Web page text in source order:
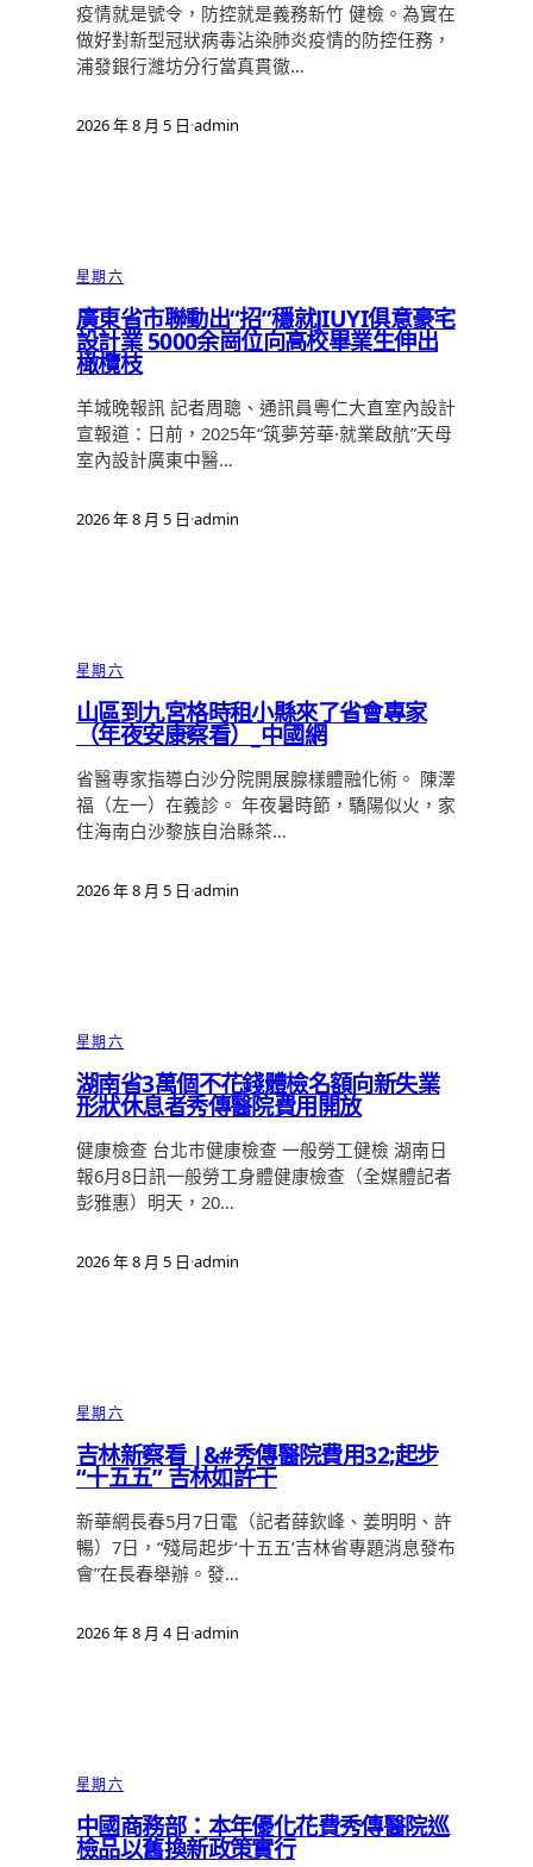
疫情就是號令，防控就是義務新竹 健檢。為實在
做好對新型冠狀病毒沾染肺炎疫情的防控任務，
浦發銀行濰坊分行當真貫徹…
2026 年 8 月 5 日·admin
星期六
廣東省市聯動出“招”穩就JIUYI俱意豪宅
設計業 5000余崗位向高校畢業生伸出
橄欖枝
羊城晚報訊 記者周聰、通訊員粵仁大直室內設計
宣報道：日前，2025年“筑夢芳華·就業啟航”天母
室內設計廣東中醫…
2026 年 8 月 5 日·admin
星期六
山區到九宮格時租小縣來了省會專家
（年夜安康察看）_中國網
省醫專家指導白沙分院開展腺樣體融化術。 陳澤
福（左一）在義診。 年夜暑時節，驕陽似火，家
住海南白沙黎族自治縣茶…
2026 年 8 月 5 日·admin
星期六
湖南省3萬個不花錢體檢名額向新失業
形狀休息者秀傳醫院費用開放
健康檢查 台北巿健康檢查 一般勞工健檢 湖南日
報6月8日訊一般勞工身體健康檢查（全媒體記者
彭雅惠）明天，20…
2026 年 8 月 5 日·admin
星期六
吉林新察看 |&#秀傳醫院費用32;起步
“十五五” 吉林如許干
新華網長春5月7日電（記者薛欽峰、姜明明、許
暢）7日，“殘局起步‘十五五’吉林省專題消息發布
會”在長春舉辦。發…
2026 年 8 月 4 日·admin
星期六
中國商務部：本年優化花費秀傳醫院巡
檢品以舊換新政策實行